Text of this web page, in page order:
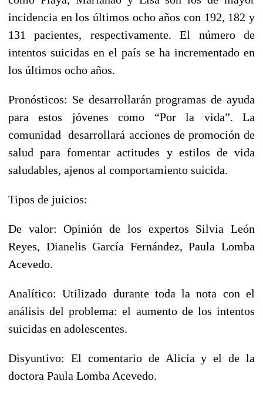
incidencia en los últimos ocho años con 192, 182 y
131 pacientes, respectivamente. El número de
intentos suicidas en el país se ha incrementado en
los últimos ocho años.
Pronósticos: Se desarrollarán programas de ayuda
para estos jóvenes como “Por la vida”. La
comunidad desarrollará acciones de promoción de
salud para fomentar actitudes y estilos de vida
saludables, ajenos al comportamiento suicida.
Tipos de juicios:
De valor: Opinión de los expertos Silvia León
Reyes, Dianelis García Fernández, Paula Lomba
Acevedo.
Analítico: Utilizado durante toda la nota con el
análisis del problema: el aumento de los intentos
suicidas en adolescentes.
Disyuntivo: El comentario de Alicia y el de la
doctora Paula Lomba Acevedo.